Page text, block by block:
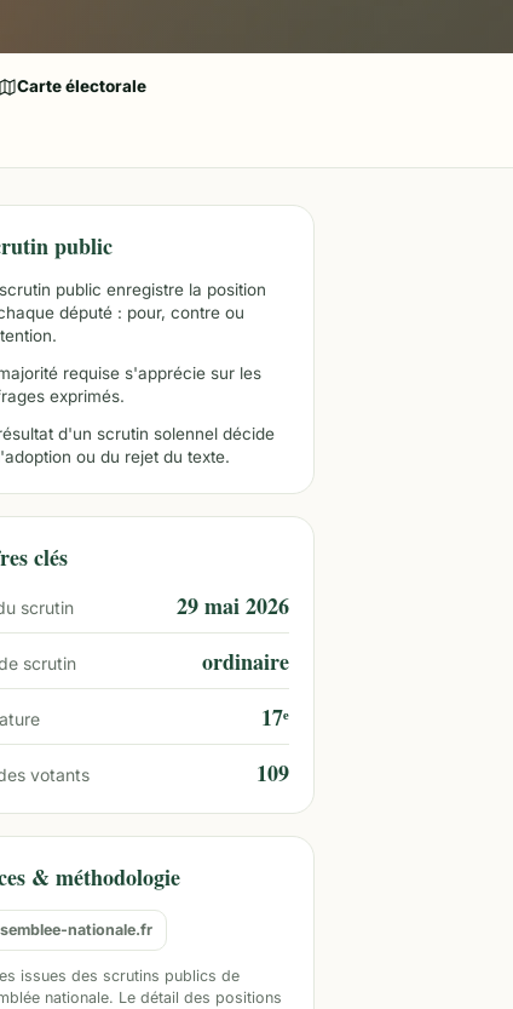
Carte électorale
public
public enregistre la position
député : pour, contre ou
requise s'apprécie sur les
exprimés.
d'un scrutin solennel décide
ou du rejet du texte.
clés
scrutin 29 mai 2026
scrutin ordinaire
17ᵉ
votants 109
& méthodologie
nationale.fr
issues des scrutins publics de
nationale. Le détail des positions